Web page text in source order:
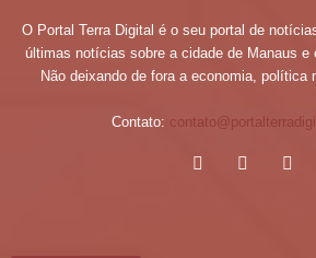
O Portal Terra Digital é o seu portal de
últimas notícias sobre a cidade de Manaus e
Não deixando de fora a economia, política
Contato: